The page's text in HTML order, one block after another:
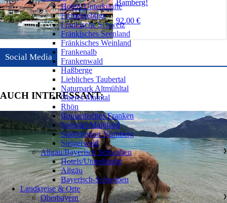
Bamberg!
92.00 €
Social Media
AUCH INTERESSANT:
Hotels/Unterkünfte
Fichtelgebirge
Fränkische Schweiz
Fränkisches Seenland
Fränkisches Weinland
Frankenalb
Frankenwald
Haßberge
Liebliches Taubertal
Naturpark Altmühltal
Oberes Maintal
Rhön
Romantisches Franken
Spessart-Mainland
Städteregion Nürnberg
Steigerwald
Allgäu/Bayerisch Schwaben
❯
Hotels/Unterkünfte
Allgäu
Bayerisch-Schwaben
Landkreise & Orte
Oberbayern
❯